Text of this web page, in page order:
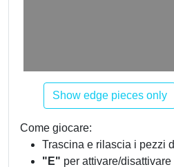
Come giocare:
Trascina e rilascia i pezzi
"E" per attivare/